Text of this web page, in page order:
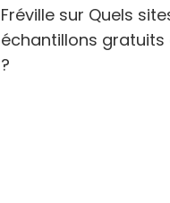
Fréville sur Quels
échantillons gratuits
?